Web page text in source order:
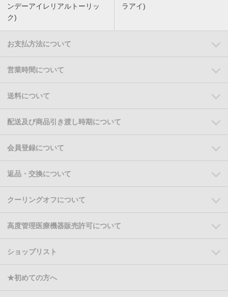
ンデーアイレリアルトーリッ
ク)
ラアイ)
お支払方法について
営業時間について
送料について
配送及び商品引き渡し時期について
会員登録について
返品・交換について
クーリングオフについて
高度管理医療機器販売許可について
ショップリスト
★初めての方へ